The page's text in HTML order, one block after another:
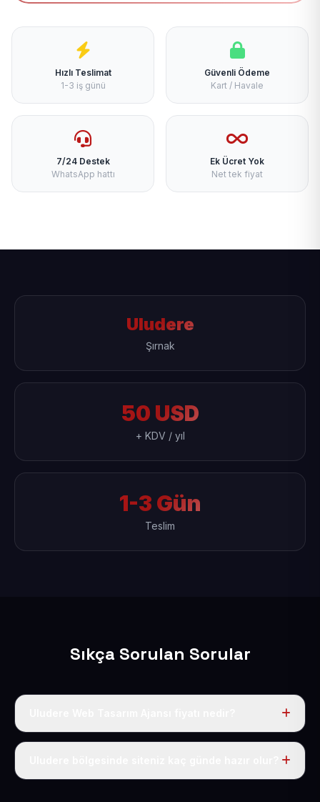
Hızlı Teslimat
1-3 iş günü
Güvenli Ödeme
Kart / Havale
7/24 Destek
WhatsApp hattı
Ek Ücret Yok
Net tek fiyat
Uludere
Şırnak
50 USD
+ KDV / yıl
1-3 Gün
Teslim
Sıkça Sorulan Sorular
Tek fiyat uygulanır: yıllık 50 USD + KDV. Bu bedele alan